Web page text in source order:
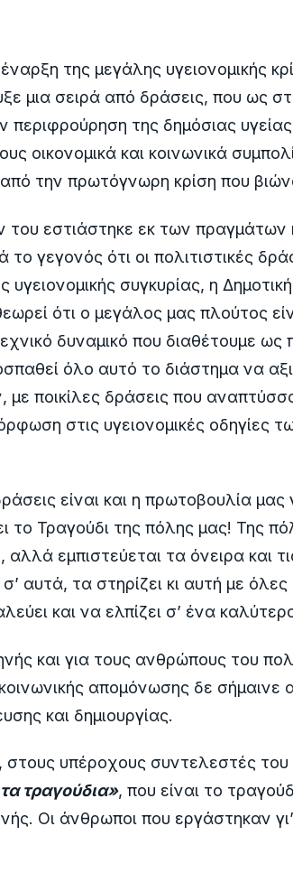
της μεγάλης υγειονομικής
μια σειρά από δράσεις, που ως
περιφρούρηση της δημόσιας
οικονομικά και κοινωνικά
την πρωτόγνωρη κρίση που
του εστιάστηκε εκ των πραγμάτων
γεγονός ότι οι πολιτιστικές
συγκυρίας, η
ότι ο μεγάλος μας πλούτος
δυναμικό που διαθέτουμε ως
όλο αυτό το διάστημα να
με ποικίλες δράσεις που
στις υγειονομικές οδηγίες
είναι και η πρωτοβουλία μας
το Τραγούδι της πόλης μας! Της
αλλά εμπιστεύεται τα όνειρα και
αυτά, τα στηρίζει κι αυτή με όλες
και να ελπίζει σ’ ένα
και για τους ανθρώπους του
απομόνωσης δε σήμαινε
και δημιουργίας.
στους υπέροχους συντελεστές του
τραγούδια», που είναι το
Οι άνθρωποι που εργάστηκαν